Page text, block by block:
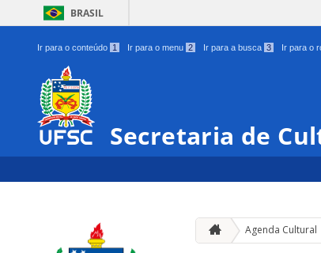
BRASIL
Ir para o conteúdo 1 Ir para o menu 2 Ir para a busca 3 Ir para o
Secretaria de
Agenda Cultural